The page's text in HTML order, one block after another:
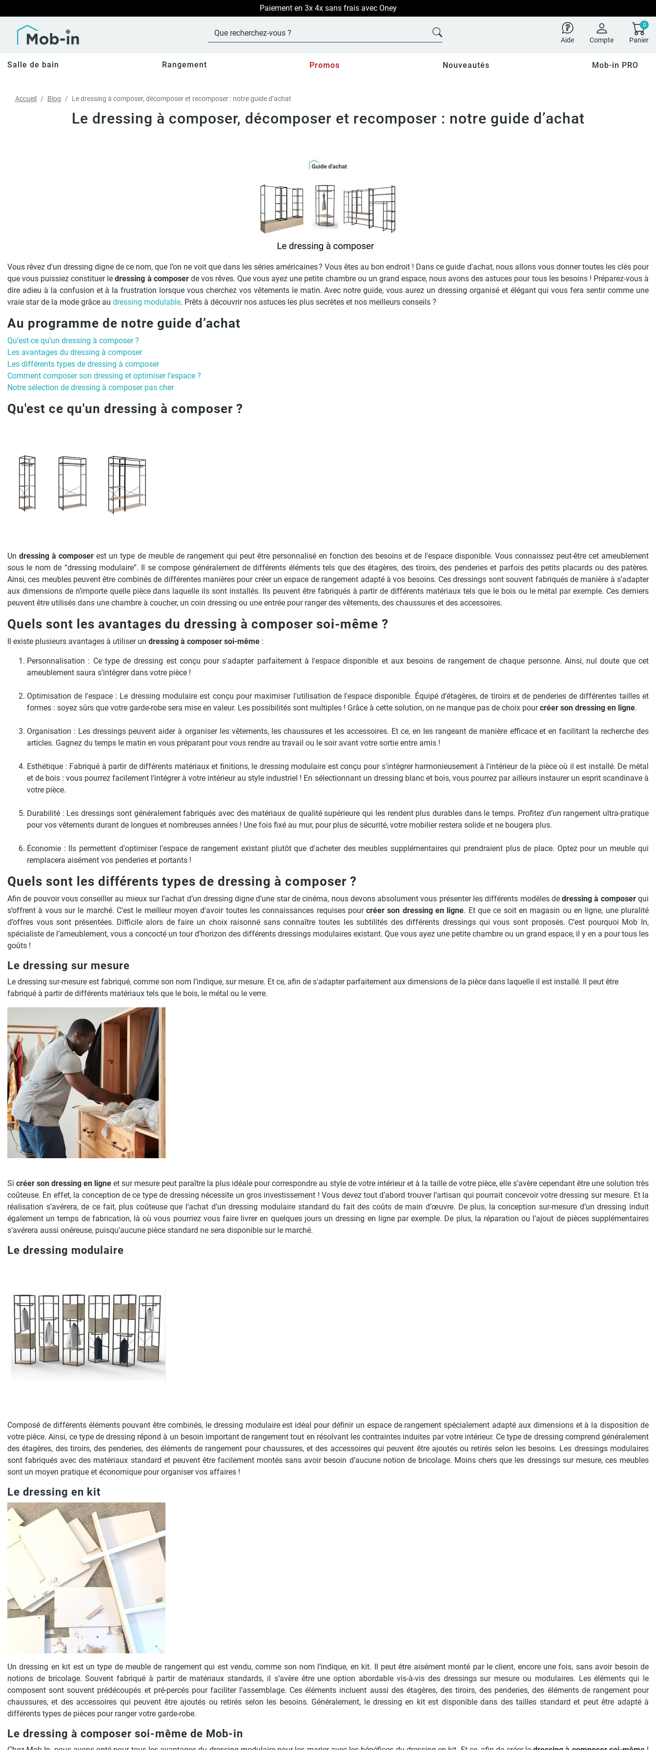
LIVRAISON OFFERTE sur TOUT le site !
Aide Compte
0
Panier
Salle de bain Rangement Promos Nouveautés Mob-in PRO
Accueil Blog Le dressing à composer, décomposer et recomposer : notre guide d’achat
Le dressing à composer, décomposer et recomposer : notre guide d’achat
Vous rêvez d'un dressing digne de ce nom, que l’on ne voit que dans les séries américaines ? Vous êtes au bon endroit ! Dans ce guide d'achat, nous allons vous donner toutes les clés pour
que vous puissiez constituer ledressing à composerde vos rêves. Que vous ayez une petite chambre ou un grand espace, nous avons des astuces pour tous les besoins ! Préparez-vous à
dire adieu à la confusion et à la frustration lorsque vous cherchez vos vêtements le matin. Avec notre guide, vous aurez un dressing organisé et élégant qui vous fera sentir comme une
vraie star de la mode grâce au dressing modulable. Prêts à découvrir nos astuces les plus secrètes et nos meilleurs conseils ?
Au programme de notre guide d’achat
Qu’est-ce qu’un dressing à composer ?
Les avantages du dressing à composer
Les différents types de dressing à composer
Comment composer son dressing et optimiser l’espace ?
Notre sélection de dressing à composer pas cher
Qu'est ce qu'un dressing à composer ?
Undressing à composer est un type de meuble de rangement qui peut être personnalisé en fonction des besoins et de l'espace disponible. Vous connaissez peut-être cet ameublement
sous le nom de “dressing modulaire”. Il se compose généralement de différents éléments tels que des étagères, des tiroirs, des penderies et parfois des petits placards ou des patères.
Ainsi, ces meubles peuvent être combinés de différentes manières pour créer un espace de rangement adapté à vos besoins. Ces dressings sont souvent fabriqués de manière à s'adapter
aux dimensions de n’importe quelle pièce dans laquelle ils sont installés. Ils peuvent être fabriqués à partir de différents matériaux tels que le bois ou le métal par exemple. Ces derniers
peuvent être utilisés dans une chambre à coucher, un coin dressing ou une entrée pour ranger des vêtements, des chaussures et des accessoires.
Quels sont les avantages du dressing à composer soi-même ?
Il existe plusieurs avantages à utiliser un dressing à composer soi-même :
Personnalisation : Ce type de dressing est conçu pour s'adapter parfaitement à l'espace disponible et aux besoins de rangement de chaque personne. Ainsi, nul doute que cet
ameublement saura s’intégrer dans votre pièce !
Optimisation de l'espace : Le dressing modulaire est conçu pour maximiser l'utilisation de l'espace disponible. Équipé d’étagères, de tiroirs et de penderies de différentes tailles et
formes : soyez sûrs que votre garde-robe sera mise en valeur. Les possibilités sont multiples ! Grâce à cette solution, on ne manque pas de choix pourcréer son dressing en ligne.
Organisation : Les dressings peuvent aider à organiser les vêtements, les chaussures et les accessoires. Et ce, en les rangeant de manière efficace et en facilitant la recherche des
articles. Gagnez du temps le matin en vous préparant pour vous rendre au travail ou le soir avant votre sortie entre amis !
Esthétique : Fabriqué à partir de différents matériaux et finitions, le dressing modulaire est conçu pour s'intégrer harmonieusement à l'intérieur de la pièce où il est installé. De métal
et de bois : vous pourrez facilement l’intégrer à votre intérieur au style industriel ! En sélectionnant un dressing blanc et bois, vous pourrez par ailleurs instaurer un esprit scandinave à
votre pièce.
Durabilité : Les dressings sont généralement fabriqués avec des matériaux de qualité supérieure qui les rendent plus durables dans le temps. Profitez d’un rangement ultra-pratique
pour vos vêtements durant de longues et nombreuses années ! Une fois fixé au mur, pour plus de sécurité, votre mobilier restera solide et ne bougera plus.
Économie : Ils permettent d'optimiser l'espace de rangement existant plutôt que d'acheter des meubles supplémentaires qui prendraient plus de place. Optez pour un meuble qui
remplacera aisément vos penderies et portants !
Quels sont les différents types de dressing à composer ?
Afin de pouvoir vous conseiller au mieux sur l’achat d’un dressing digne d’une star de cinéma, nous devons absolument vous présenter les différents modèles dedressing à composerqui
s’offrent à vous sur le marché. C'est le meilleur moyen d'avoir toutes les connaissances requises pourcréer son dressing en ligne. Et que ce soit en magasin ou en ligne, une pluralité
d’offres vous sont présentées. Difficile alors de faire un choix raisonné sans connaître toutes les subtilités des différents dressings qui vous sont proposés. C’est pourquoi Mob In,
spécialiste de l’ameublement, vous a concocté un tour d’horizon des différents dressings modulaires existant. Que vous ayez une petite chambre ou un grand espace, il y en a pour tous les
goûts !
Le dressing sur mesure
Le dressing sur-mesure est fabriqué, comme son nom l’indique, sur mesure. Et ce, afin de s'adapter parfaitement aux dimensions de la pièce dans laquelle il est installé. Il peut être
fabriqué à partir de différents matériaux tels que le bois, le métal ou le verre.
Sicréer son dressing en ligne et sur mesure peut paraître la plus idéale pour correspondre au style de votre intérieur et à la taille de votre pièce, elle s’avère cependant être une solution très
coûteuse. En effet, la conception de ce type de dressing nécessite un gros investissement ! Vous devez tout d’abord trouver l’artisan qui pourrait concevoir votre dressing sur mesure. Et la
réalisation s’avérera, de ce fait, plus coûteuse que l’achat d’un dressing modulaire standard du fait des coûts de main d’œuvre. De plus, la conception sur-mesure d’un dressing induit
également un temps de fabrication, là où vous pourriez vous faire livrer en quelques jours un dressing en ligne par exemple. De plus, la réparation ou l’ajout de pièces supplémentaires
s’avérera aussi onéreuse, puisqu’aucune pièce standard ne sera disponible sur le marché.
Le dressing modulaire
Composé de différents éléments pouvant être combinés, le dressing modulaire est idéal pour définir un espace de rangement spécialement adapté aux dimensions et à la disposition de
votre pièce. Ainsi, ce type de dressing répond à un besoin important de rangement tout en résolvant les contraintes induites par votre intérieur. Ce type de dressing comprend généralement
des étagères, des tiroirs, des penderies, des éléments de rangement pour chaussures, et des accessoires qui peuvent être ajoutés ou retirés selon les besoins. Les dressings modulaires
sont fabriqués avec des matériaux standard et peuvent être facilement montés sans avoir besoin d’aucune notion de bricolage. Moins chers que les dressings sur mesure, ces meubles
sont un moyen pratique et économique pour organiser vos affaires !
Le dressing en kit
Un dressing en kit est un type de meuble de rangement qui est vendu, comme son nom l’indique, en kit. Il peut être aisément monté par le client, encore une fois, sans avoir besoin de
notions de bricolage. Souvent fabriqué à partir de matériaux standards, il s’avère être une option abordable vis-à-vis des dressings sur mesure ou modulaires. Les éléments qui le
composent sont souvent prédécoupés et pré-percés pour faciliter l'assemblage. Ces éléments incluent aussi des étagères, des tiroirs, des penderies, des éléments de rangement pour
chaussures, et des accessoires qui peuvent être ajoutés ou retirés selon les besoins. Généralement, le dressing en kit est disponible dans des tailles standard et peut être adapté à
différents types de pièces pour ranger votre garde-robe.
Le dressing à composer soi-même de Mob-in